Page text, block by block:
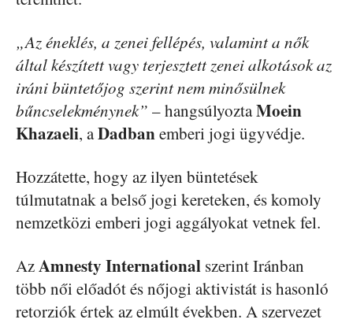
„Az éneklés, a zenei fellépés, valamint a nők
által készített vagy terjesztett zenei alkotások az
iráni büntetőjog szerint nem minősülnek
bűncselekménynek” – hangsúlyoztaMoein
Khazaeli, aDadbanemberi jogi ügyvédje.
Hozzátette, hogy az ilyen büntetések
túlmutatnak a belső jogi kereteken, és komoly
nemzetközi emberi jogi aggályokat vetnek fel.
AzAmnesty International szerint Iránban
több női előadót és nőjogi aktivistát is hasonló
retorziók értek az elmúlt években. A szervezet